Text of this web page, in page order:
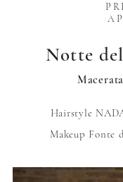
Notte
Hairstyle
Makeup Fonte